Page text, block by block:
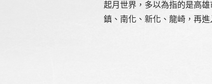
起月世界，多以為指的是高
鎮、南化、新化、龍崎，再